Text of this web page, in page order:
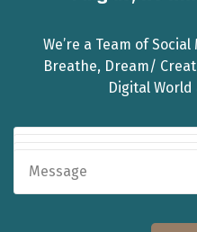
We’re a Team of
Breathe, Dream/
Digital World